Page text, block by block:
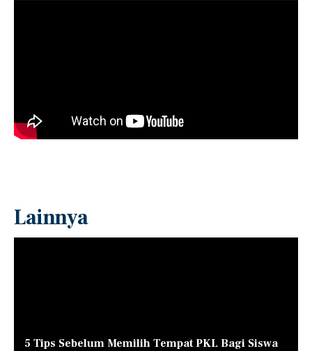
Lainnya
5 Tips Sebelum Memilih Tempat PKL Bagi Siswa